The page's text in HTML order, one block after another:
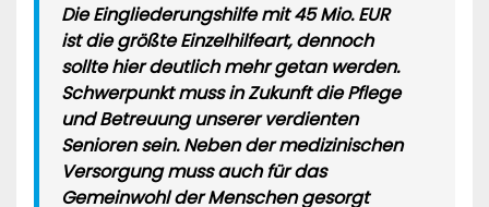
Die Eingliederungshilfe mit 45 Mio. EUR
ist die größte Einzelhilfeart, dennoch
sollte hier deutlich mehr getan werden.
Schwerpunkt muss in Zukunft die Pflege
und Betreuung unserer verdienten
Senioren sein. Neben der medizinischen
Versorgung muss auch für das
Gemeinwohl der Menschen gesorgt